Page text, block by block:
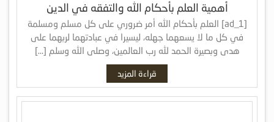
أهمية العلم بأحكام الله والتفقه في الدين
[ad_1] العلم بأحكام الله أمر ضروري على كل مسلم ومسلمة
في كل ما لا يسعهما جهله، ليسيرا في عبادتهما لربهما على
هدى وبصيرة الحمد لله رب العالمين، وصلى الله وسلم […]
قراءة المزيد